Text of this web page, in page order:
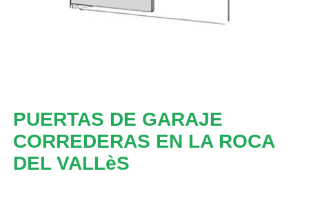
PUERTAS DE GARAJE
CORREDERAS EN LA ROCA
DEL VALLèS